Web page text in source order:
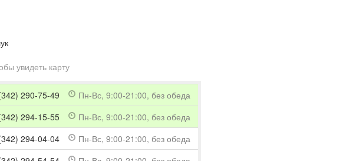
увидеть карту
290-75-49
Пн-Вс, 9:00-21:00, без обеда
294-15-55
Пн-Вс, 9:00-21:00, без обеда
294-04-04
Пн-Вс, 9:00-21:00, без обеда